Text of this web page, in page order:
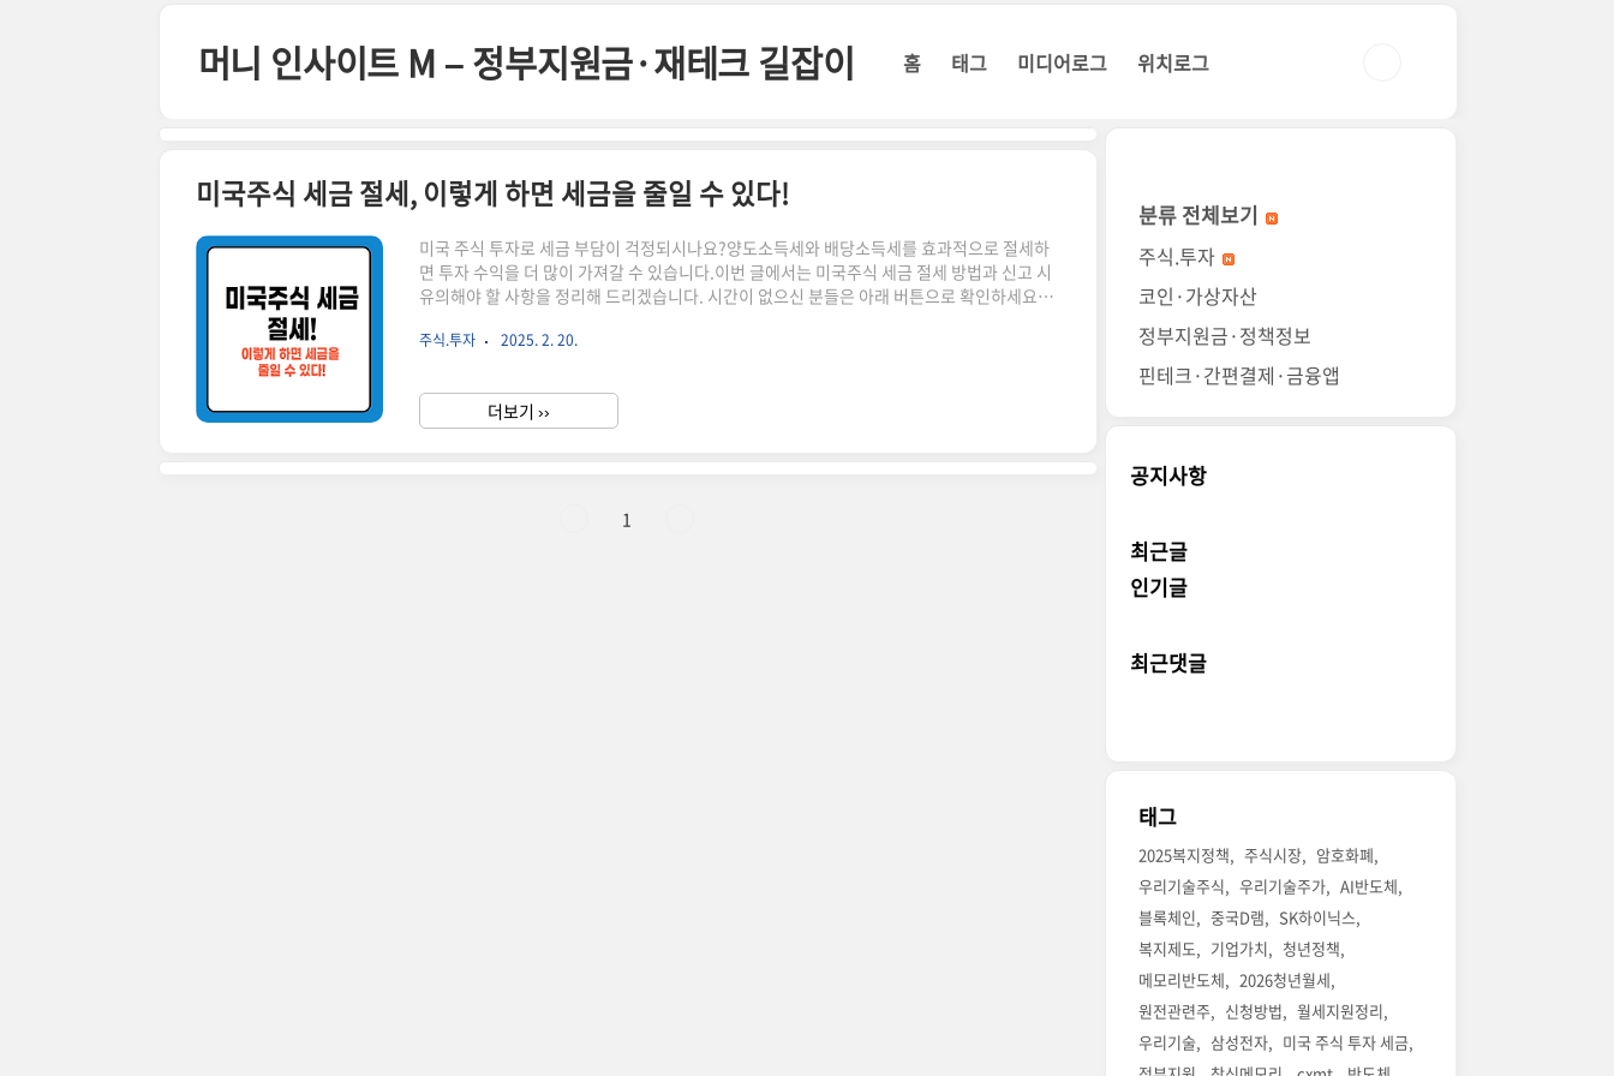
머니 인사이트 M – 정부지원금·재테크 길잡이 홈 태그 미디어로그 위치로그
미국주식 세금 절세, 이렇게 하면 세금을 줄일 수 있다!
미국 주식 투자로 세금 부담이 걱정되시나요?양도소득세와 배당소득세를 효과적으로 절세하
면 투자 수익을 더 많이 가져갈 수 있습니다.이번 글에서는 미국주식 세금 절세 방법과 신고 시
유의해야 할 사항을 정리해 드리겠습니다. 시간이 없으신 분들은 아래 버튼으로 확인하세요!
식 세금 절세를 위한 기본 개념미국 주식 투자로 발생하는 세금은 크게 양도소득세와 배당소득
수 있습니다.📌 양도소득세 절세 방법 미국 주식을 매도하여 차익이 발생하면 세금 부과연간
250만 원까지 비과세!250만 원 초과분에 대해 22% 세율 적용📌 양도..
주식.투자 2025. 2. 20.
더보기 ››
1
분류 전체보기
주식.투자
코인·가상자산
정부지원금·정책정보
핀테크·간편결제·금융앱
공지사항
최근글
인기글
최근댓글
태그
2025복지정책 주식시장
암호화폐
우리기술주식
우리기술주가
AI반도체
블록체인
중국D램
SK하이닉스
복지제도
기업가치
청년정책
메모리반도체
2026청년월세
원전관련주
신청방법
월세지원정리
우리기술
삼성전자
미국 주식 투자 세금